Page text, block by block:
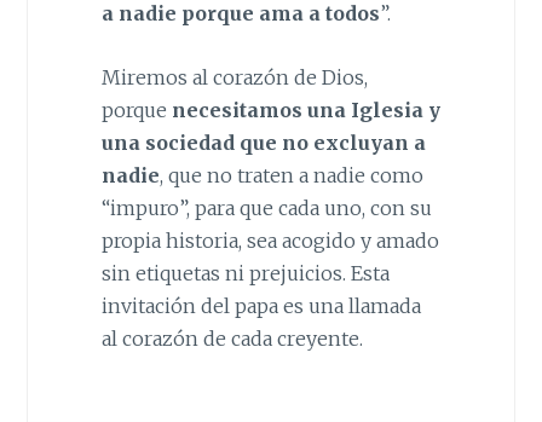
a nadie porque ama a todos”.
Miremos al corazón de Dios,
porque necesitamos una Iglesia y
una sociedad que no excluyan a
nadie, que no traten a nadie como
“impuro”, para que cada uno, con su
propia historia, sea acogido y amado
sin etiquetas ni prejuicios. Esta
invitación del papa es una llamada
al corazón de cada creyente.